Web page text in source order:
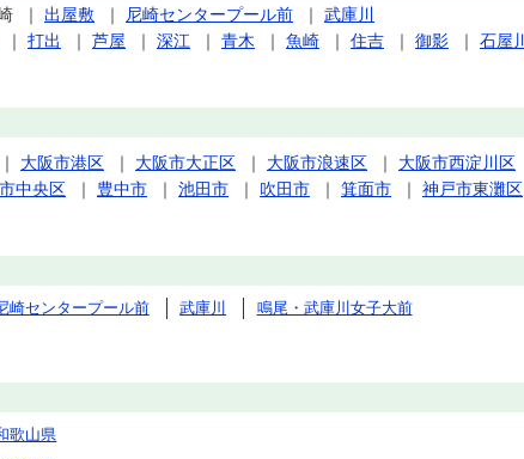
｜ 出屋敷 ｜ 尼崎センタープール前 ｜ 武庫川
｜ 打出 ｜ 芦屋 ｜ 深江 ｜ 青木 ｜ 魚崎 ｜ 住吉 ｜ 御影 ｜ 石屋川
｜ 大阪市港区 ｜ 大阪市大正区 ｜ 大阪市浪速区 ｜ 大阪市西淀川区
中央区 ｜ 豊中市 ｜ 池田市 ｜ 吹田市 ｜ 箕面市 ｜ 神戸市東灘区
崎センタープール前 武庫川
鳴尾・武庫川女子大前
歌山県